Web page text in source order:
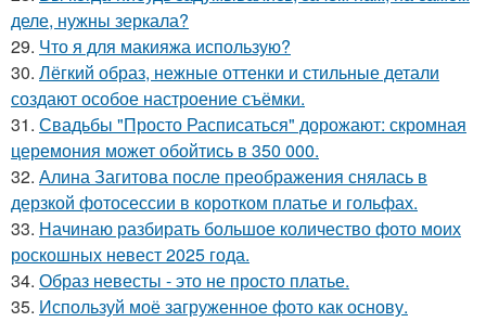
деле, нужны зеркала?
29. Что я для макияжа использую?
30. Лёгкий образ, нежные оттенки и стильные детали
создают особое настроение съёмки.
31. Свадьбы "Просто Расписаться" дорожают: скромная
церемония может обойтись в 350 000.
32. Алина Загитова после преображения снялась в
дерзкой фотосессии в коротком платье и гольфах.
33. Начинаю разбирать большое количество фото моих
роскошных невест 2025 года.
34. Образ невесты - это не просто платье.
35. Используй моё загруженное фото как основу.